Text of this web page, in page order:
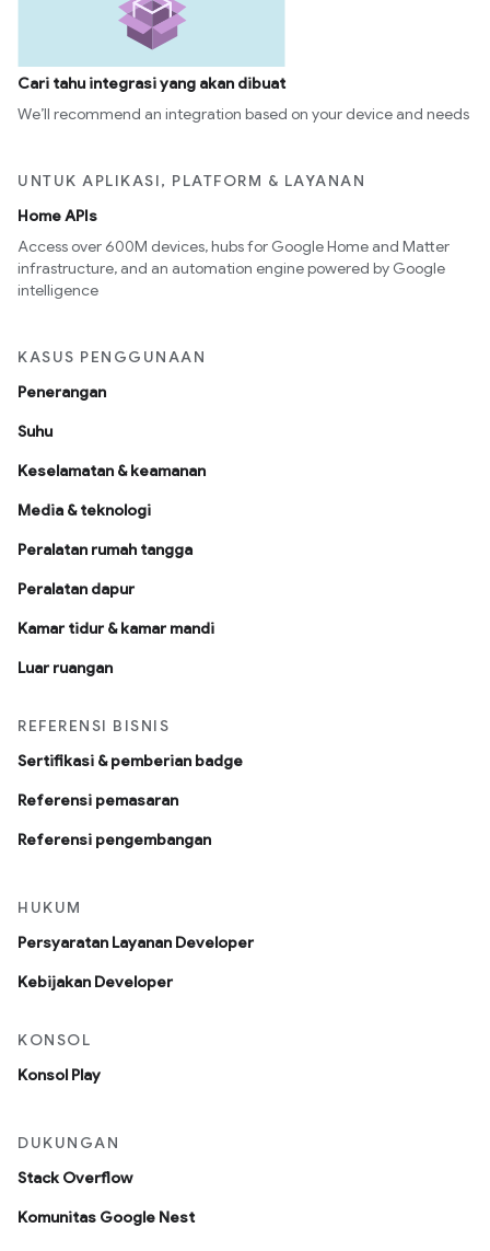
Cari tahu integrasi yang akan dibuat
We’ll recommend an integration based on your device and needs
UNTUK APLIKASI, PLATFORM & LAYANAN
Home APIs
Access over 600M devices, hubs for Google Home and Matter
infrastructure, and an automation engine powered by Google
intelligence
KASUS PENGGUNAAN
Penerangan
Suhu
Keselamatan & keamanan
Media & teknologi
Peralatan rumah tangga
Peralatan dapur
Kamar tidur & kamar mandi
Luar ruangan
REFERENSI BISNIS
Sertifikasi & pemberian badge
Referensi pemasaran
Referensi pengembangan
HUKUM
Persyaratan Layanan Developer
Kebijakan Developer
KONSOL
Konsol Play
DUKUNGAN
Stack Overflow
Komunitas Google Nest